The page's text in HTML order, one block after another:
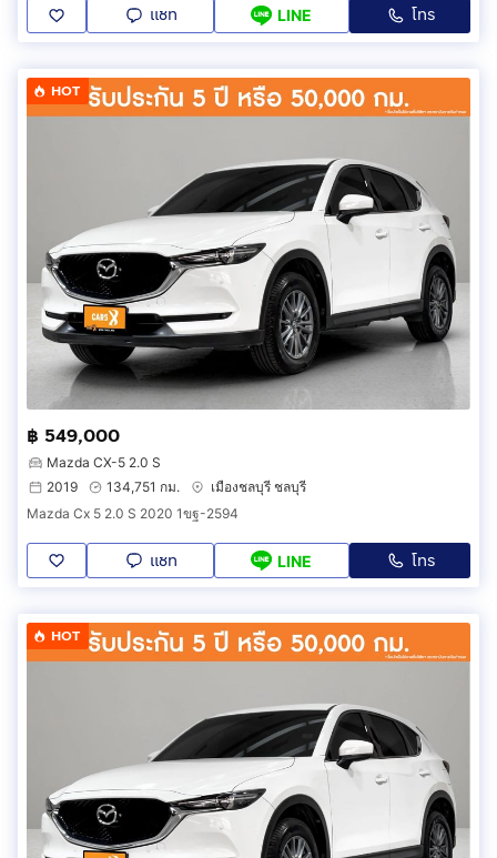
แชท LINE โทร
HOT
฿ 549,000
Mazda CX-5 2.0 S
2019
134,751 กม.
เมืองชลบุรี ชลบุรี
Mazda Cx 5 2.0 S 2020 1ขฐ-2594
แชท LINE โทร
HOT